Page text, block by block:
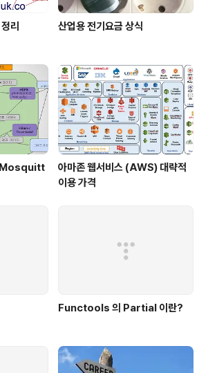
리 산업용 전기요금 상식
아마존 웹서비스 (AWS) 대략적
이용 가격
Functools 의 Partial 이란?